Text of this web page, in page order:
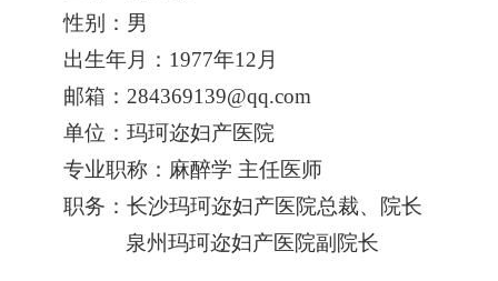
性别
： 男
出生年月： 1977年12月
邮箱 ：284369139@qq.com
单位 ：玛珂迩妇产医院
专业职称 ： 麻醉学 主任医师
职务 ：长沙玛珂迩妇产医院总裁、院长
泉州玛珂迩妇产医院副院长